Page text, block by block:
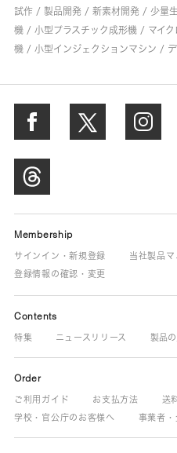
試作 / 製品開発 / 新素材開発 / 少量
機 / 小型プラスチック成形機 / マイ
機 / 小型インジェクションマシン /
Membership
サインイン・新規登録
当社製品
登録情報の確認・変更
Contents
特集 ニュースリリース 製品
Order
ご利用ガイド お支払方法 送
学校・官公庁のお客様へ
事業者